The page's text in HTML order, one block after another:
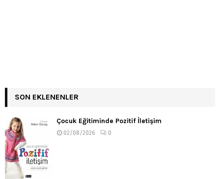
SON EKLENENLER
Çocuk Eğitiminde Pozitif İletişim
02/08/2026 0